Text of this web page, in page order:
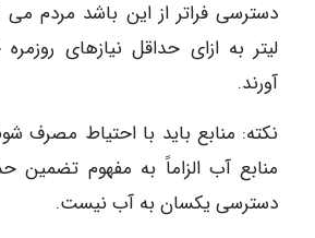
لیتر به ازای حداقل نیازهای
آورند.
نکته: منابع باید با احتیاط مصرف
منابع آب الزاماً به مفهوم تضمین
دسترسی یکسان به آب نیست.